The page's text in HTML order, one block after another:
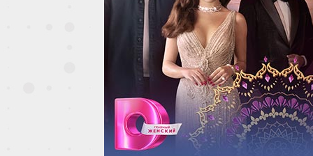
70 серия
71 серия
74 серия
75 серия
78 серия
79 серия
82 серия
83 серия